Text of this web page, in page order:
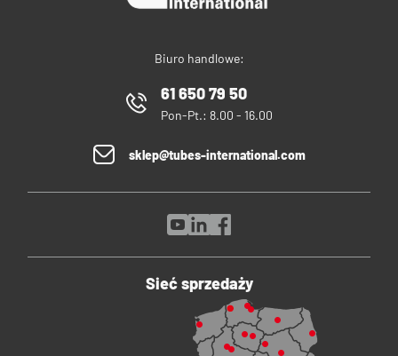
Biuro handlowe:
61 650 79 50
Pon-Pt.: 8.00 - 16.00
sklep@tubes-international.com
Sieć sprzedaży